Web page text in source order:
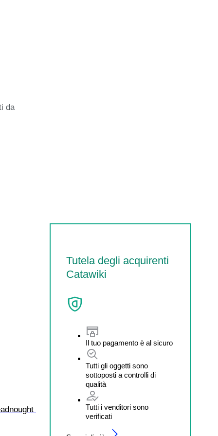
da
Tutela degli acquirenti
Catawiki
Il tuo pagamento è al sicuro
Tutti gli oggetti sono
sottoposti a controlli di
qualità
Tutti i venditori sono
verificati